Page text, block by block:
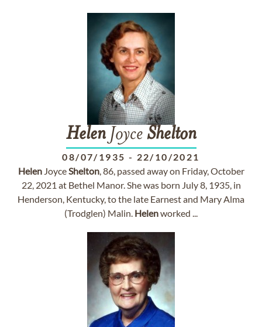
HelenJoyce Shelton
08/07/1935 - 22/10/2021
HelenJoyceShelton, 86, passed away on Friday, October
22, 2021 at Bethel Manor. She was born July 8, 1935, in
Henderson, Kentucky, to the late Earnest and Mary Alma
(Trodglen) Malin. Helenworked ...